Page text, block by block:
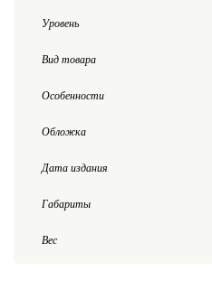
Уровень
Вид товара
Особенности
Обложка
Дата издания
Габариты
Вес